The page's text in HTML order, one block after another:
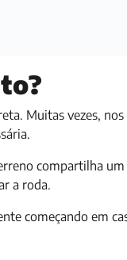
Muitas vezes,
compartilha
a roda.
começando em